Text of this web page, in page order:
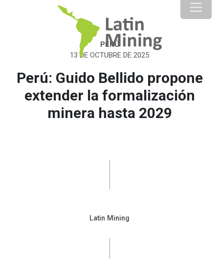
PERÚ
13 DE OCTUBRE DE 2025
Perú: Guido Bellido propone
extender la formalización
minera hasta 2029
Latin Mining